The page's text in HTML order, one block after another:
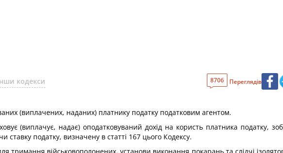
кодекси 8706 Переглядів
(виплачених, наданих) платнику податку податковим агентом.
(виплачує, надає) оподатковуваний дохід на користь платника податку,
ставку податку, визначену в статті 167 цього Кодексу.